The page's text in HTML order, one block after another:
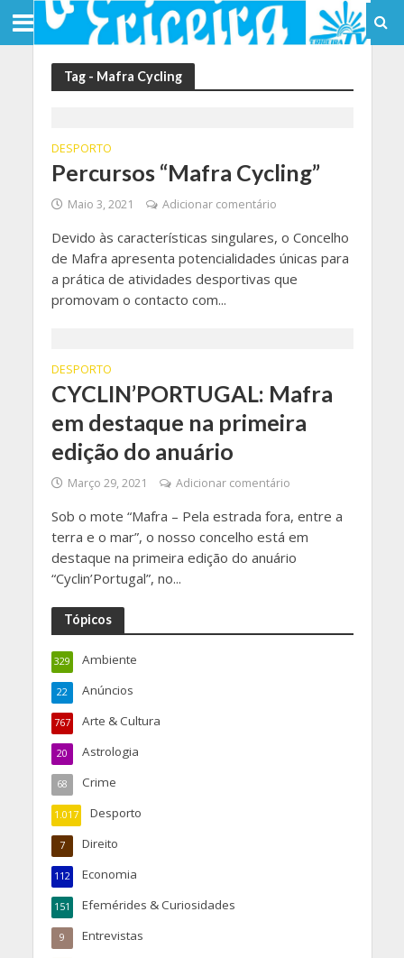
Tag - Mafra Cycling
DESPORTO
Percursos “Mafra Cycling”
Maio 3, 2021 Adicionar comentário
Devido às características singulares, o Concelho
de Mafra apresenta potencialidades únicas para
a prática de atividades desportivas que
promovam o contacto com...
DESPORTO
CYCLIN’PORTUGAL: Mafra
em destaque na primeira
edição do anuário
Março 29, 2021 Adicionar comentário
Sob o mote “Mafra – Pela estrada fora, entre a
terra e o mar”, o nosso concelho está em
destaque na primeira edição do anuário
“Cyclin’Portugal”, no...
Tópicos
Ambiente
329
Anúncios
22
Arte & Cultura
767
Astrologia
20
Crime
68
Desporto
1.017
Direito
7
Economia
112
Efemérides & Curiosidades
151
Entrevistas
9